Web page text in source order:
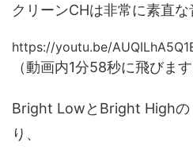
クリーンCHは非常に素直な
https://youtu.be/
（動画内1分58秒に飛びます
Bright LowとBright Highの
り、